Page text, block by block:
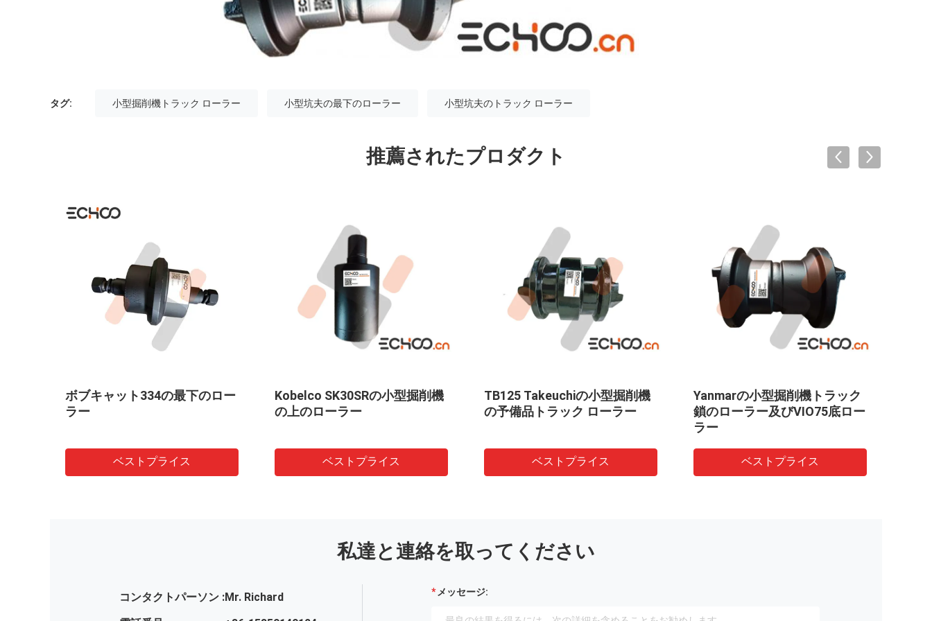
タグ: 小型掘削機トラック ローラー 小型坑夫の最下のローラー 小型坑夫のトラック ローラー
推薦されたプロダクト
Kobelco SK30SRの小型掘削機
の上のローラー
ベストプライス
TB125 Takeuchiの小型掘削機
の予備品トラック ローラー
ベストプライス
Yanmarの小型掘削機トラック
鎖のローラー及びVIO75底ロー
ベストプライス
UE30トラック ローラー/底ロ
ーラー
ベストプライス
私達と連絡を取ってください
コンタクトパーソン :Mr. Richard
メッセージ: